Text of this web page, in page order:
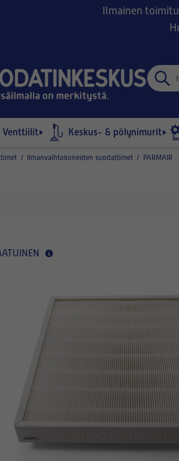
Ilmainen
Venttiilit Keskus- & pölynimurit
/ Ilmanvaihtokoneiden suodattimet / PARMAIR